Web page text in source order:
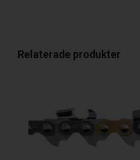
Relaterade produkter